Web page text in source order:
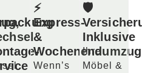
⚡
Express-
&
Wochenendumzug
Wenn’s
🛡️
Inklusive
Ihre
Möbel &